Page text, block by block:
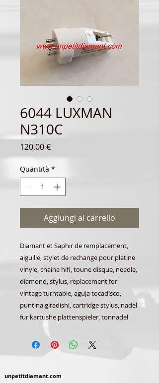
6044 LUXMAN
N310C
120,00 €Prezzo
Quantità *
Aggiungi al carrello
Diamant et Saphir de remplacement,
aiguille, stylet de rechange pour platine
vinyle, chaine hifi, toune disque, needle,
diamond, stylus, replacement for
vintage turntable, aguja tocadisco,
puntina giradishi, cartridge stylus, nadel
fur kartushe plattenspieler, tonnadel
unpetitdiamant.com